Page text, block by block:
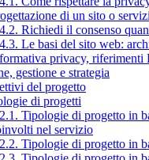
di un sito o
Richiedi il consenso
Le basi del sito web:
privacy, riferimenti
gestione e strategia
del progetto
di progetti
Tipologie di progetto in
nel servizio
Tipologie di progetto in